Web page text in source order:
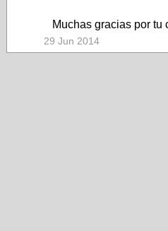
Muchas gracias por tu
29 Jun 2014